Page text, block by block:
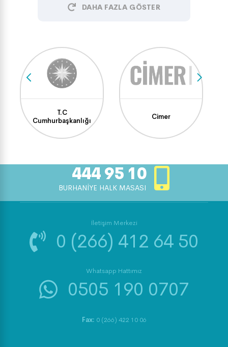
DAHA FAZLA GÖSTER
T.C
Cumhurbaşkanlığı
Cimer
444 95 10
BURHANİYE HALK MASASI
İletişim Merkezi
0 (266) 412 64 50
Whatsapp Hattımız
0505 190 0707
Fax: 0 (266) 422 10 06